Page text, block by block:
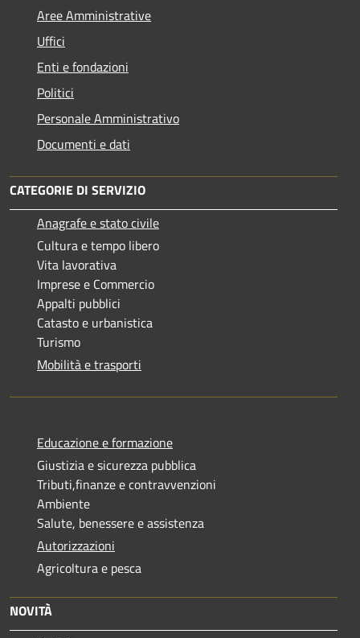
Aree Amministrative
Uffici
Enti e fondazioni
Politici
Personale Amministrativo
Documenti e dati
CATEGORIE DI SERVIZIO
Anagrafe e stato civile
Cultura e tempo libero
Vita lavorativa
Imprese e Commercio
Appalti pubblici
Catasto e urbanistica
Turismo
Mobilità e trasporti
Educazione e formazione
Giustizia e sicurezza pubblica
Tributi,finanze e contravvenzioni
Ambiente
Salute, benessere e assistenza
Autorizzazioni
Agricoltura e pesca
NOVITÀ